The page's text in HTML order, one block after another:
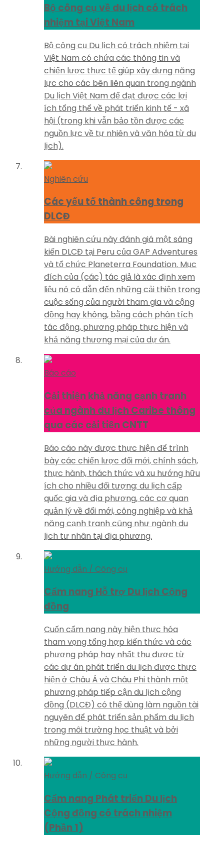
Bộ công cụ về du lịch có trách
nhiệm tại Việt Nam
Bộ công cụ Du lịch có trách nhiệm tại
Việt Nam có chứa các thông tin và
chiến lược thực tế giúp xây dựng năng
lực cho các bên liên quan trong ngành
Du lịch Việt Nam để đạt được các lợi
ích tổng thể về phát triển kinh tế - xã
hội (trong khi vẫn bảo tồn được các
nguồn lực về tự nhiên và văn hóa từ du
lịch).
Nghiên cứu
Các yếu tố thành công trong
DLCĐ
Bài nghiên cứu này đánh giá một sáng
kiến DLCĐ tại Peru của GAP Adventures
và tổ chức Planeterra Foundation. Mục
đích của (các) tác giả là xác định xem
liệu nó có dẫn đến những cải thiện trong
cuộc sống của người tham gia và cộng
đồng hay không, bằng cách phân tích
tác động, phương pháp thực hiện và
khả năng thương mại của dự án.
Báo cáo
Cải thiện khả năng cạnh tranh
của ngành du lịch Caribe thông
qua các cải tiến CNTT
Báo cáo này được thực hiện để trình
bày các chiến lược đổi mới, chính sách,
thực hành, thách thức và xu hướng hữu
ích cho nhiều đối tượng: du lịch cấp
quốc gia và địa phương, các cơ quan
quản lý về đổi mới, công nghiệp và khả
năng cạnh tranh cũng như ngành du
lịch tư nhân tại địa phương.
Hướng dẫn / Công cụ
Cẩm nang Hỗ trợ Du lịch Cộng
đồng
Cuốn cẩm nang này hiện thực hóa
tham vọng tổng hợp kiến thức và các
phương pháp hay nhất thu được từ
các dự án phát triển du lịch được thực
hiện ở Châu Á và Châu Phi thành một
phương pháp tiếp cận du lịch cộng
đồng (DLCĐ) có thể dùng làm nguồn tài
nguyên để phát triển sản phẩm du lịch
trong môi trường học thuật và bởi
những người thực hành.
Hướng dẫn / Công cụ
Cẩm nang Phát triển Du lịch
Cộng đồng có trách nhiệm
(Phần 1)